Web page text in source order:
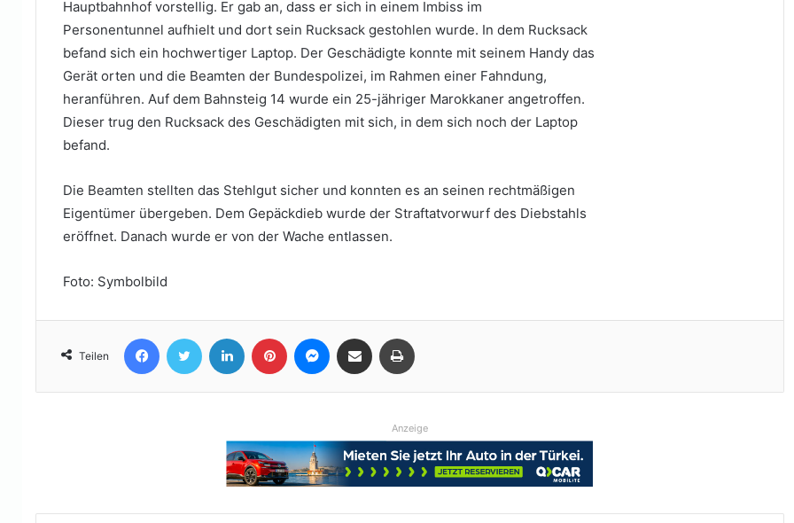
Hauptbahnhof vorstellig. Er gab an, dass er sich in einem Imbiss im
Personentunnel aufhielt und dort sein Rucksack gestohlen wurde. In dem Rucksack
befand sich ein hochwertiger Laptop. Der Geschädigte konnte mit seinem Handy das
Gerät orten und die Beamten der Bundespolizei, im Rahmen einer Fahndung,
heranführen. Auf dem Bahnsteig 14 wurde ein 25-jähriger Marokkaner angetroffen.
Dieser trug den Rucksack des Geschädigten mit sich, in dem sich noch der Laptop
befand.
Die Beamten stellten das Stehlgut sicher und konnten es an seinen rechtmäßigen
Eigentümer übergeben. Dem Gepäckdieb wurde der Straftatvorwurf des Diebstahls
eröffnet. Danach wurde er von der Wache entlassen.
Foto: Symbolbild
Teilen
FacebookTwitter LinkedIn Pinterest Messenger
Teile per E-Mail
Anzeige